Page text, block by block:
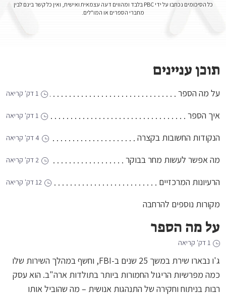
כל הסיכומים נכתבו על ידי PBC בלבד ומהווים דעה עצמאית ואישית, ואין כל קשר בינם לבין
מחברי הספרים או המו"לים.
תוכן עניינים
על מה הספר
איך הספר
הנקודות החשובות בקצרה
מה אפשר לעשות מחר בבוקר
הרעיונות המרכזיים
מקורות נוספים להרחבה
על מה הספר
ג'ו נבארו שירת במשך 25 שנים ב-FBI, וחשף במהלך השירות שלו
כמה מפרשיות הריגול החמורות ביותר בתולדות ארה"ב. הוא עסק
רבות בניתוח וחקירה של התנהגות אנושית – מה שהוביל אותו